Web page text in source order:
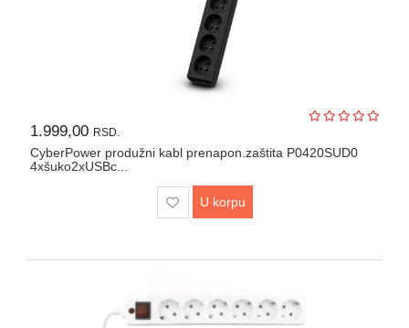
1.999,00 RSD.
CyberPower produžni kabl prenapon.zaštita P0420SUD0
4xšuko2xUSBc...
U korpu